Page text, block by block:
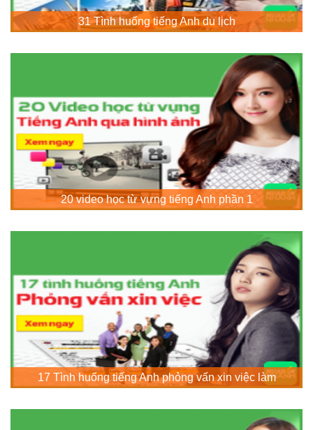
31 Tình huống tiếng Anh du lịch
20 video học từ vựng tiếng Anh phần 1
17 Tình huống tiếng Anh phỏng vấn xin việc làm